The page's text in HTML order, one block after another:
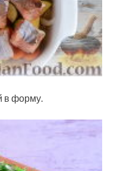
в форму.